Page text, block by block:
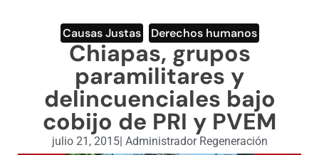
ENGLISH SECTION
VIDEOS
Causas Justas Derechos humanos
Chiapas, grupos
paramilitares y
delincuenciales bajo
cobijo de PRI y PVEM
julio 21, 2015| Administrador Regeneración